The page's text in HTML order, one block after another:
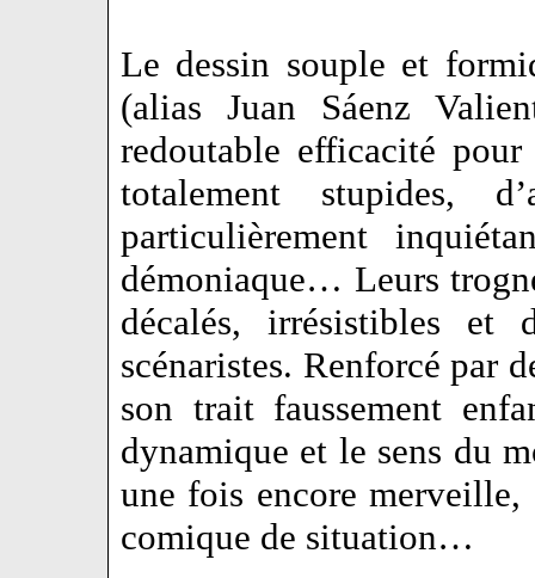
Le dessin souple et
(alias Juan Sáenz
redoutable efficacité pour
totalement stupides,
particulièrement
démoniaque… Leurs
décalés, irrésistibles et
scénaristes. Renforcé par
son trait faussement
dynamique et le sens du
une fois encore merveille,
comique de situation…